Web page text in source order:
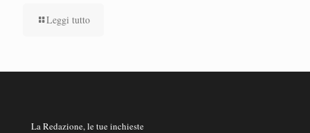
Leggi tutto
La Redazione, le tue inchieste